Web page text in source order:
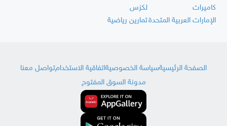
كاميرات
لكزس
الإمارات العربية المتحدةتمارين رياضية
الصفحة الرئيسيةسياسة الخصوصيةاتفاقية الاستخدامتواصل معنا
مدونة السوق المفتوح